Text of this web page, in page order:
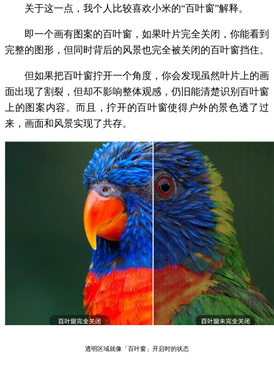
关于这一点，我个人比较喜欢小米的“百叶窗”解释。
即一个画有图案的百叶窗，如果叶片完全关闭，你能看到
完整的图形，但同时背后的风景也完全被关闭的百叶窗挡住。
但如果把百叶窗拧开一个角度，你会发现虽然叶片上的画
面出现了割裂，但却不影响整体观感，仍旧能清楚识别百叶窗
上的图案内容。而且，拧开的百叶窗使得户外的景色透了过
来，画面和风景实现了共存。
透明区域就像「百叶窗」开启时的状态